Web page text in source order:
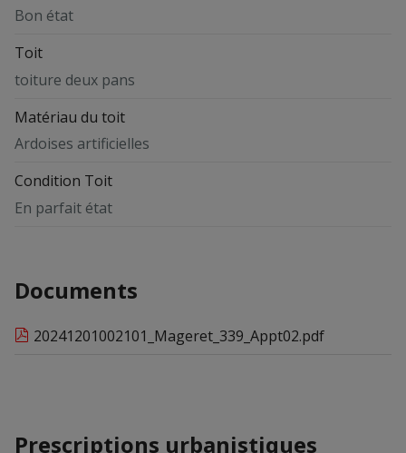
Bon état
Toit
toiture deux pans
Matériau du toit
Ardoises artificielles
Condition Toit
En parfait état
Documents
20241201002101_Mageret_339_Appt02.pdf
Prescriptions urbanistiques